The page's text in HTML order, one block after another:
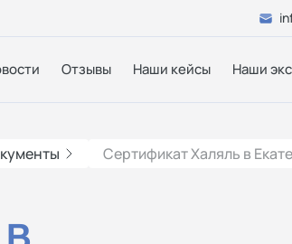
Отзывы Наши кейсы Наши
Сертификат Халяль в